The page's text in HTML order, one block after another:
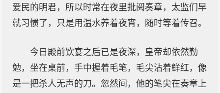
爱民的明君，所以时常在夜里批阅奏章，太监们早
就习惯了，只是用温水养着夜宵，随时等着传召。
今日殿前饮宴之后已是夜深，皇帝却依然勤
勉，坐在桌前，手中握着毛笔，毛尖沾着鲜红，像
是一把杀人无声的刀。忽然间，他的笔尖在奏章上